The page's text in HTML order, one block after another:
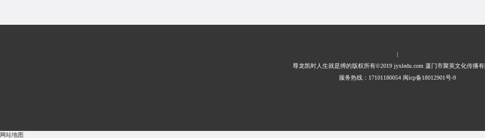
|
尊龙凯时人生就是搏的版权所有©2019 jyxledu.com 厦门市聚英文化传播有
服务热线：17101180054 闽icp备18012901号-9
网站地图